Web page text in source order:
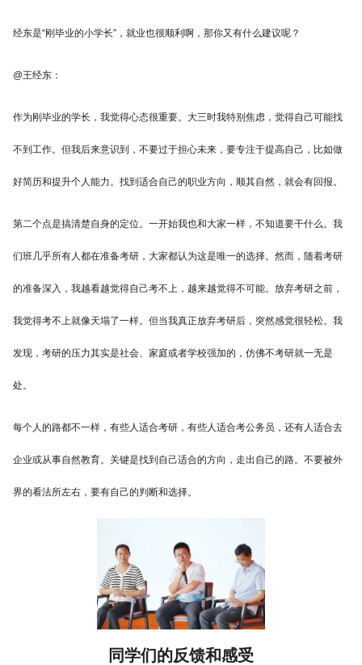
经东是“刚毕业的小学长”，就业也很顺利啊，那你又有什么建议呢？
@王经东：
作为刚毕业的学长，我觉得心态很重要。大三时我特别焦虑，觉得自己可能找
不到工作。但我后来意识到，不要过于担心未来，要专注于提高自己，比如做
好简历和提升个人能力。找到适合自己的职业方向，顺其自然，就会有回报。
第二个点是搞清楚自身的定位。一开始我也和大家一样，不知道要干什么。我
们班几乎所有人都在准备考研，大家都认为这是唯一的选择。然而，随着考研
的准备深入，我越看越觉得自己考不上，越来越觉得不可能。放弃考研之前，
我觉得考不上就像天塌了一样。但当我真正放弃考研后，突然感觉很轻松。我
发现，考研的压力其实是社会、家庭或者学校强加的，仿佛不考研就一无是
处。
每个人的路都不一样，有些人适合考研，有些人适合考公务员，还有人适合去
企业或从事自然教育。关键是找到自己适合的方向，走出自己的路。不要被外
界的看法所左右，要有自己的判断和选择。
同学们的反馈和感受